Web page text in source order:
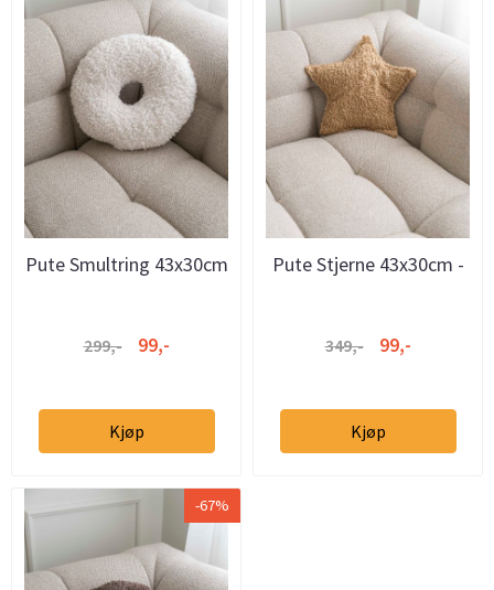
Pute Smultring 43x30cm
299,- 99,-
Kjøp
Pute Stjerne 43x30cm -
349,- 99,-
Kjøp
-67%